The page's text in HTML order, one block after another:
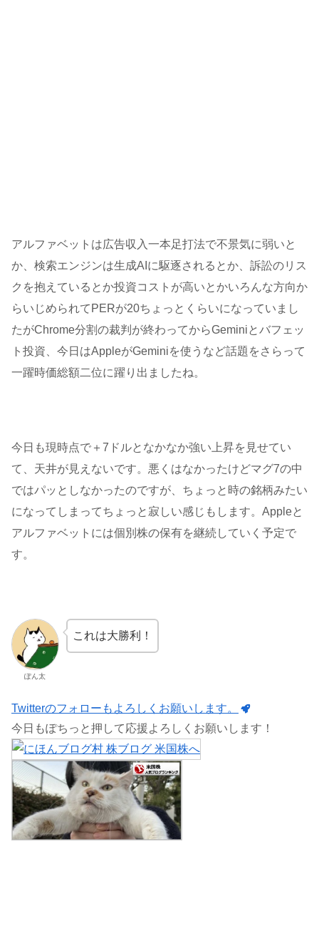
アルファベットは広告収入一本足打法で不景気に弱いと
か、検索エンジンは生成AIに駆逐されるとか、訴訟のリス
クを抱えているとか投資コストが高いとかいろんな方向か
らいじめられてPERが20ちょっとくらいになっていまし
たがChrome分割の裁判が終わってからGeminiとバフェッ
ト投資、今日はAppleがGeminiを使うなど話題をさらって
一躍時価総額二位に躍り出ましたね。
今日も現時点で＋7ドルとなかなか強い上昇を見せてい
て、天井が見えないです。悪くはなかったけどマグ7の中
ではパッとしなかったのですが、ちょっと時の銘柄みたい
になってしまってちょっと寂しい感じもします。Appleと
アルファベットには個別株の保有を継続していく予定で
す。
ぽん太
これは大勝利！
Twitterのフォローもよろしくお願いします。
今日もぽちっと押して応援よろしくお願いします！